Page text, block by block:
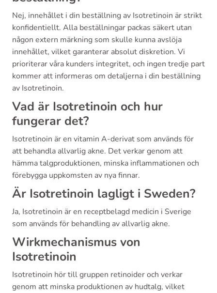
Nej, innehållet i din beställning av Isotretinoin är strikt
konfidentiellt. Alla beställningar packas säkert utan
någon extern märkning som skulle kunna avslöja
innehållet, vilket garanterar absolut diskretion. Vi
prioriterar våra kunders integritet, och ingen tredje part
kommer att informeras om detaljerna i din beställning
av Isotretinoin.
Vad är Isotretinoin och hur
fungerar det?
Isotretinoin är en vitamin A-derivat som används för
att behandla allvarlig akne. Det verkar genom att
hämma talgproduktionen, minska inflammationen och
förebygga uppkomsten av nya finnar.
Är Isotretinoin lagligt i Sweden?
Ja, Isotretinoin är en receptbelagd medicin i Sverige
som används för behandling av allvarlig akne.
Wirkmechanismus von
Isotretinoin
Isotretinoin hör till gruppen retinoider och verkar
genom att minska produktionen av hudtalg, vilket